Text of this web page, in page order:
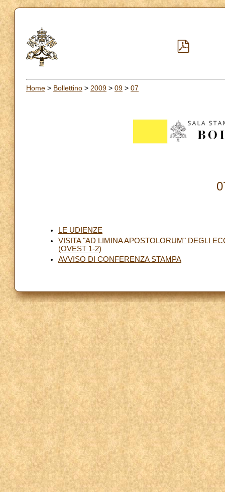
Home > Bollettino > 2009 > 09 > 07
LE UDIENZE
VISITA "AD LIMINA APOSTOLORUM" DEGLI
(OVEST 1-2)
AVVISO DI CONFERENZA STAMPA